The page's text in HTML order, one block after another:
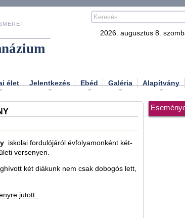
2026. augusztus 8.
élet Jelentkezés Ebéd Galéria Alapítvány
iskolai fordulójáról évfolyamonként két-
versenyen.
két diákunk nem csak dobogós lett,
jutott: